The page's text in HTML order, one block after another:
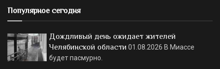
Популярное сегодня
Дождливый день ожидает жителей
Челябинской области 01.08.2026 В Миассе
будет пасмурно.